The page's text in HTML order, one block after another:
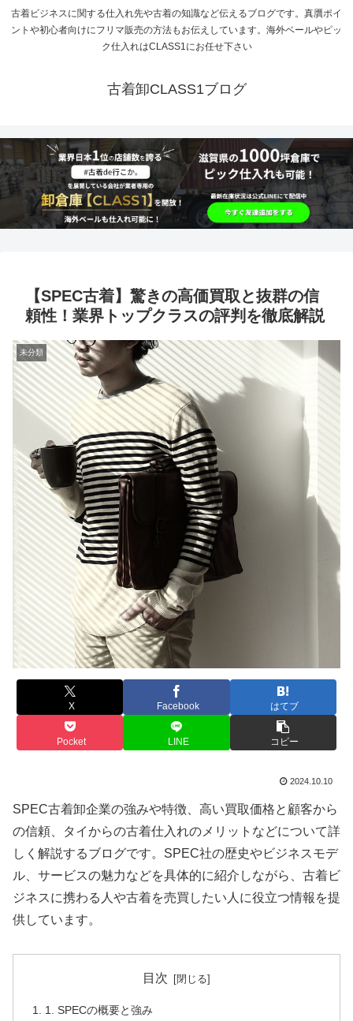
古着ビジネスに関する仕入れ先や古着の知識など伝えるブログです。真贋ポイ
ントや初心者向けにフリマ販売の方法もお伝えしています。海外ベールやピッ
ク仕入れはCLASS1にお任せ下さい
古着卸CLASS1ブログ
【SPEC古着】驚きの高価買取と抜群の信
頼性！業界トップクラスの評判を徹底解説
未分類
X Facebook はてブ
Pocket LINE コピー
2024.10.10
SPEC古着卸企業の強みや特徴、高い買取価格と顧客から
の信頼、タイからの古着仕入れのメリットなどについて詳
しく解説するブログです。SPEC社の歴史やビジネスモデ
ル、サービスの魅力などを具体的に紹介しながら、古着ビ
ジネスに携わる人や古着を売買したい人に役立つ情報を提
供しています。
目次
1. SPECの概要と強み